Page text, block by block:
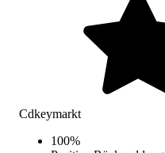
Cdkeymarkt
100%